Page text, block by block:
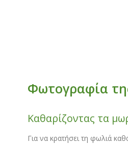
Φωτογραφία
Καθαρίζοντας τα
Για να κρατήσει τη φωλιά